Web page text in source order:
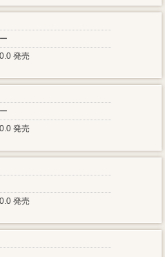
発売
発売
発売